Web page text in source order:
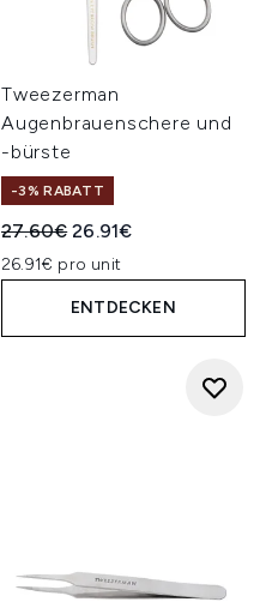
Tweezerman
Augenbrauenschere und
-bürste
-3% RABATT
Unverbindliche
27.60€Aktueller Preis:
26.91€
26.91€ pro unit
ENTDECKEN